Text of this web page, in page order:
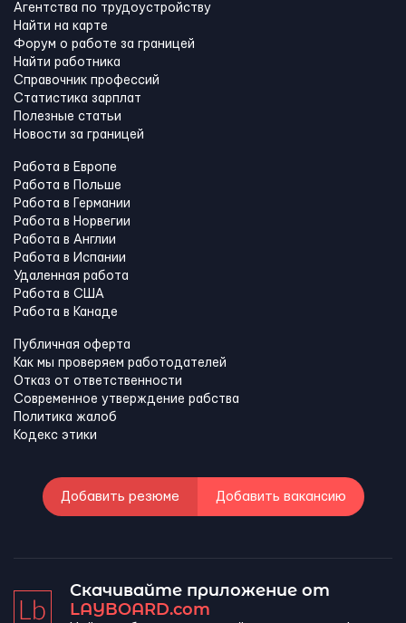
Агентства по трудоустройству
Найти на карте
Форум о работе за границей
Найти работника
Справочник профессий
Статистика зарплат
Полезные статьи
Новости за границей
Работа в Европе
Работа в Польше
Работа в Германии
Работа в Норвегии
Работа в Англии
Работа в Испании
Удаленная работа
Работа в США
Работа в Канадe
Публичная оферта
Как мы проверяем работодателей
Отказ от ответственности
Современное утверждение рабства
Политика жалоб
Кодекс этики
Добавить резюме Добавить вакансию
Скачивайте приложение от
LAYBOARD.com